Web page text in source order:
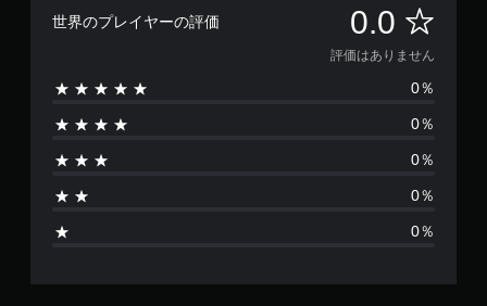
世界のプレイヤーの評価 0.0 評
価
は
あ
ま
評価はありません
0％
0％
0％
0％
0％